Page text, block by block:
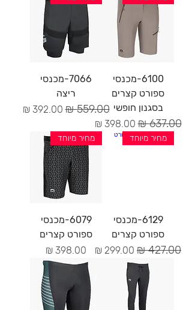
6100-מכנסי
ספורט קצרים
בסגנון חופשי
מחיר רגיל‏637.00 ‏₪ מחיר מבצע
7066-מכנסי
ריצה
מחיר רגיל‏559.00 ‏₪ מחיר מבצע
מחיר מיוחד
6129-מכנסי
ספורט קצרים
מחיר רגיל
מחיר מבצע
מחיר מיוחד
6079-מכנסי
ספורט קצרים
מחיר